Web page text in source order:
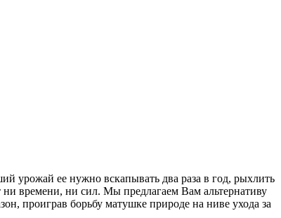
урожай ее нужно вскапывать два раза в год, рыхлить
времени, ни сил. Мы предлагаем Вам альтернативу
проиграв борьбу матушке природе на ниве ухода за